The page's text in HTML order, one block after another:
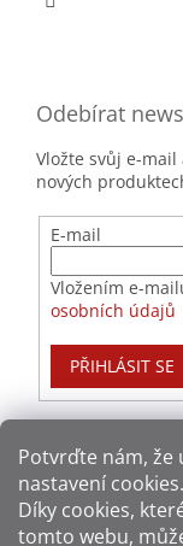
Potvrďte nám​​, že
nastavení cookies.
Díky cookies,
tomto webu,
Odebírat
Vložte svůj e-
nových
E-mail
Vložením e-
osobních údajů
PŘIHLÁSIT SE